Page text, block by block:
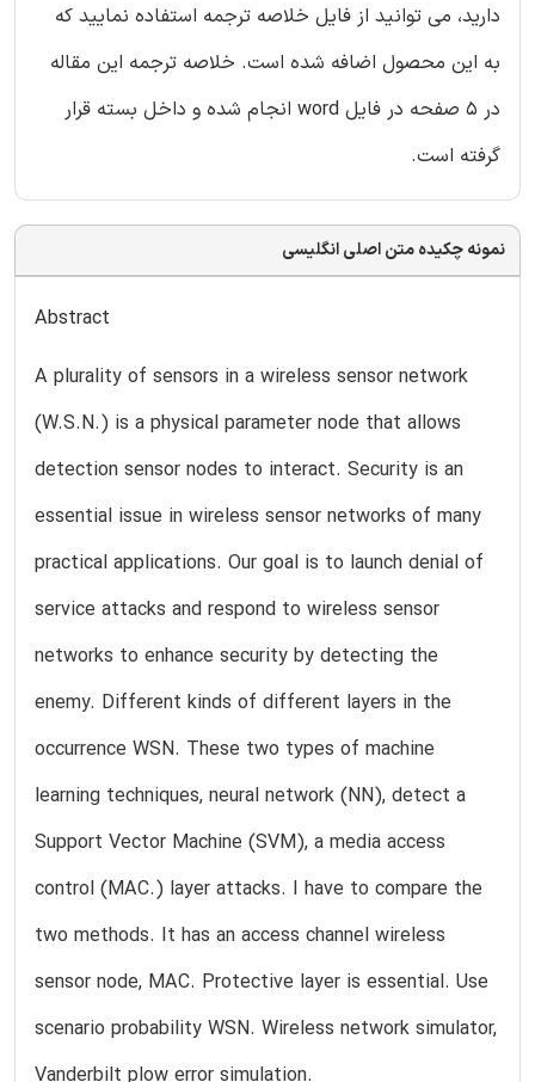
دارید، می توانید از فایل خلاصه ترجمه استفاده نمایید که
به این محصول اضافه شده است. خلاصه ترجمه این مقاله
در 5 صفحه در فایل word انجام شده و داخل بسته قرار
گرفته است.
نمونه چکیده متن اصلی انگلیسی
Abstract
A plurality of sensors in a wireless sensor network
(W.S.N.) is a physical parameter node that allows
detection sensor nodes to interact. Security is an
essential issue in wireless sensor networks of many
practical applications. Our goal is to launch denial of
service attacks and respond to wireless sensor
networks to enhance security by detecting the
enemy. Different kinds of different layers in the
occurrence WSN. These two types of machine
learning techniques, neural network (NN), detect a
Support Vector Machine (SVM), a media access
control (MAC.) layer attacks. I have to compare the
two methods. It has an access channel wireless
sensor node, MAC. Protective layer is essential. Use
scenario probability WSN. Wireless network simulator,
Vanderbilt plow error simulation.